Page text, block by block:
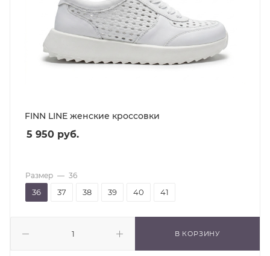
FINN LINE женские кроссовки
5 950 руб.
В КОРЗИНУ
Размер — 36
36 37 38 39 40 41